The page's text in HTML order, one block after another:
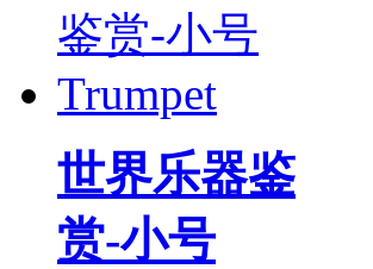
世界乐器鉴
赏-小号